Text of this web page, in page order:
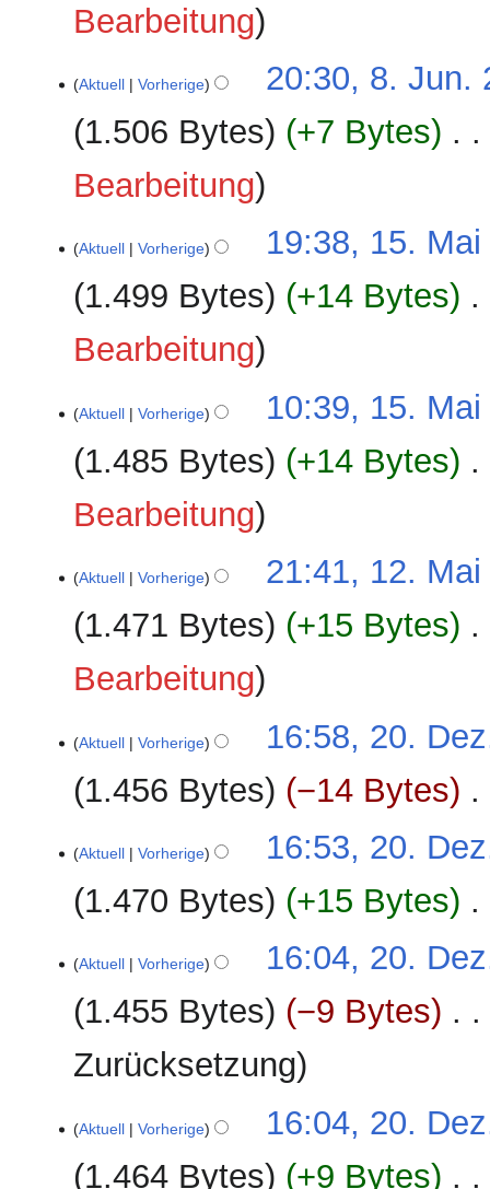
Bearbeitung
Aktuell Vorherige
20:30, 8. Jun.
1.506 Bytes
+7 Bytes
Bearbeitung
Mai
2025
Aktuell Vorherige
19:38, 15.
1.499 Bytes
+14 Bytes
Bearbeitung
Aktuell Vorherige
10:39, 15.
1.485 Bytes
+14 Bytes
Bearbeitung
Mai
2025
Aktuell Vorherige
21:41, 12. Mai
1.471 Bytes
+15 Bytes
Bearbeitung
Dezember
Aktuell Vorherige
16:58, 20.
1.456 Bytes
−14 Bytes
Aktuell Vorherige
16:53, 20.
1.470 Bytes
+15 Bytes
Aktuell Vorherige
16:04, 20.
1.455 Bytes
−9 Bytes
Zurücksetzung
Aktuell Vorherige
16:04, 20.
1.464 Bytes
+9 Bytes